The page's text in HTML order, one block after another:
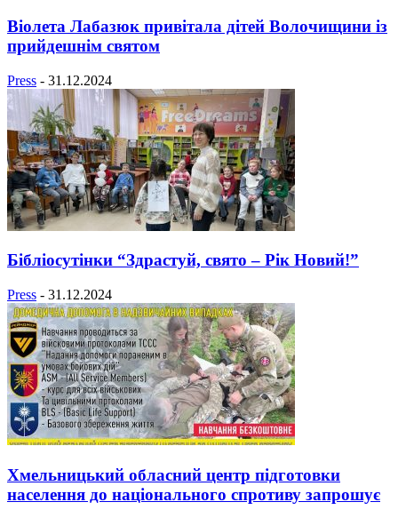
Віолета Лабазюк привітала дітей Волочищини із
прийдешнім святом
Press - 31.12.2024
Бібліосутінки “Здрастуй, свято – Рік Новий!”
Press - 31.12.2024
Хмельницький обласний центр підготовки
населення до національного спротиву запрошує